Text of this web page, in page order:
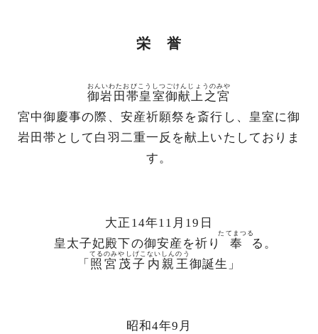
栄 誉
御岩田帯皇室御献上之宮
おんいわたおびこうしつごけんじょうのみや
宮中御慶事の際、安産祈願祭を斎行し、皇室に御
岩田帯として白羽二重一反を献上いたしておりま
す。
大正14年11月19日
皇太子妃殿下の御安産を祈り
奉
たてまつる
る。
「 照宮茂子内親王
てるのみやしげこないしんのう
御誕生」
昭和4年9月